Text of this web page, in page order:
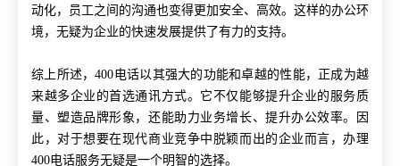
动化，员工之间的沟通也变得更加安全、高效。这样的办公环
境，无疑为企业的快速发展提供了有力的支持。
综上所述，400电话以其强大的功能和卓越的性能，正成为越
来越多企业的首选通讯方式。它不仅能够提升企业的服务质
量、塑造品牌形象，还能助力业务增长、提升办公效率。因
此，对于想要在现代商业竞争中脱颖而出的企业而言，办理
400电话服务无疑是一个明智的选择。